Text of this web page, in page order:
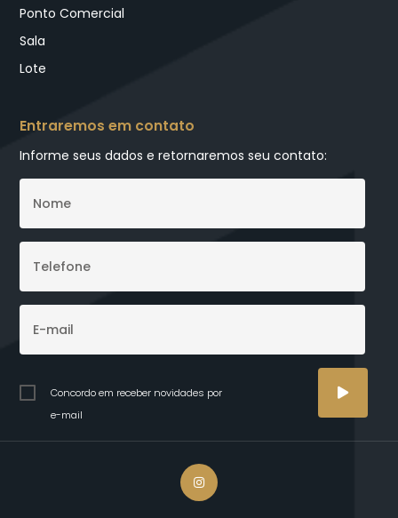
Ponto Comercial
Sala
Lote
Entraremos em contato
Informe seus dados e retornaremos seu contato:
Concordo em receber novidades por
e-mail